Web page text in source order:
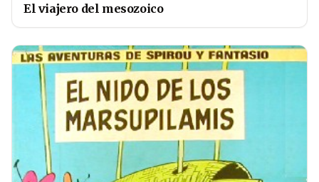
El viajero del mesozoico